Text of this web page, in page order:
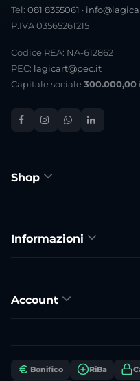
Tel: 081 8355061 ·
P.IVA 03565261215
Codice REA: NA-612862
PEC: lagicart@pec.it
Capitale sociale 300.000,00
Shop
Informazioni
Account
Bonifico RiBa